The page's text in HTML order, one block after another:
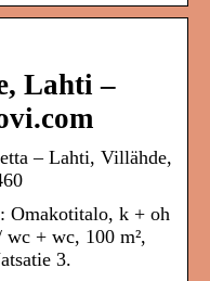
Lahti –
– Lahti, Villähde,
Omakotitalo, k + oh
+ wc, 100 m²,
3.